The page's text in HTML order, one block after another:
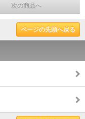
次の商品へ
ページの先頭へ戻る